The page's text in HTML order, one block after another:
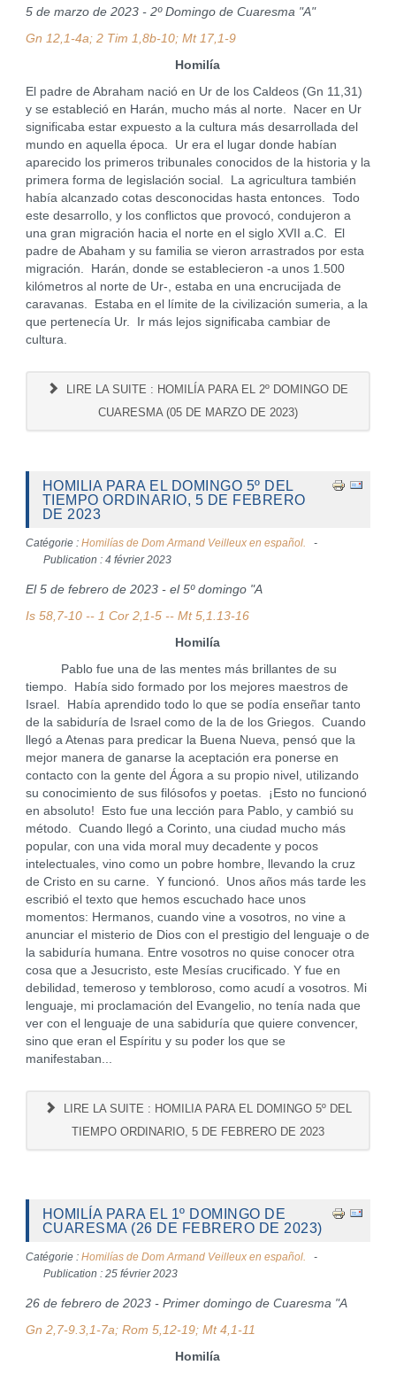
5 de marzo de 2023 - 2º Domingo de Cuaresma "A"
Gn 12,1-4a; 2 Tim 1,8b-10; Mt 17,1-9
Homilía
El padre de Abraham nació en Ur de los Caldeos (Gn 11,31)
y se estableció en Harán, mucho más al norte. Nacer en Ur
significaba estar expuesto a la cultura más desarrollada del
mundo en aquella época. Ur era el lugar donde habían
aparecido los primeros tribunales conocidos de la historia y la
primera forma de legislación social. La agricultura también
había alcanzado cotas desconocidas hasta entonces. Todo
este desarrollo, y los conflictos que provocó, condujeron a
una gran migración hacia el norte en el siglo XVII a.C. El
padre de Abaham y su familia se vieron arrastrados por esta
migración. Harán, donde se establecieron -a unos 1.500
kilómetros al norte de Ur-, estaba en una encrucijada de
caravanas. Estaba en el límite de la civilización sumeria, a la
que pertenecía Ur. Ir más lejos significaba cambiar de
cultura.
LIRE LA SUITE : HOMILÍA PARA EL 2º DOMINGO DE
CUARESMA (05 DE MARZO DE 2023)
HOMILIA PARA EL DOMINGO 5º DEL
TIEMPO ORDINARIO, 5 DE FEBRERO
DE 2023
Catégorie : Homilías de Dom Armand Veilleux en español.
Publication : 4 février 2023
El 5 de febrero de 2023 - el 5º domingo "A
Is 58,7-10 -- 1 Cor 2,1-5 -- Mt 5,1.13-16
Homilía
Pablo fue una de las mentes más brillantes de su
tiempo. Había sido formado por los mejores maestros de
Israel. Había aprendido todo lo que se podía enseñar tanto
de la sabiduría de Israel como de la de los Griegos. Cuando
llegó a Atenas para predicar la Buena Nueva, pensó que la
mejor manera de ganarse la aceptación era ponerse en
contacto con la gente del Ágora a su propio nivel, utilizando
su conocimiento de sus filósofos y poetas. ¡Esto no funcionó
en absoluto! Esto fue una lección para Pablo, y cambió su
método. Cuando llegó a Corinto, una ciudad mucho más
popular, con una vida moral muy decadente y pocos
intelectuales, vino como un pobre hombre, llevando la cruz
de Cristo en su carne. Y funcionó. Unos años más tarde les
escribió el texto que hemos escuchado hace unos
momentos: Hermanos, cuando vine a vosotros, no vine a
anunciar el misterio de Dios con el prestigio del lenguaje o de
la sabiduría humana. Entre vosotros no quise conocer otra
cosa que a Jesucristo, este Mesías crucificado. Y fue en
debilidad, temeroso y tembloroso, como acudí a vosotros. Mi
lenguaje, mi proclamación del Evangelio, no tenía nada que
ver con el lenguaje de una sabiduría que quiere convencer,
sino que eran el Espíritu y su poder los que se
manifestaban...
LIRE LA SUITE : HOMILIA PARA EL DOMINGO 5º DEL
TIEMPO ORDINARIO, 5 DE FEBRERO DE 2023
HOMILÍA PARA EL 1º DOMINGO DE
CUARESMA (26 DE FEBRERO DE 2023)
Catégorie : Homilías de Dom Armand Veilleux en español.
Publication : 25 février 2023
26 de febrero de 2023 - Primer domingo de Cuaresma "A
Gn 2,7-9.3,1-7a; Rom 5,12-19; Mt 4,1-11
Homilía